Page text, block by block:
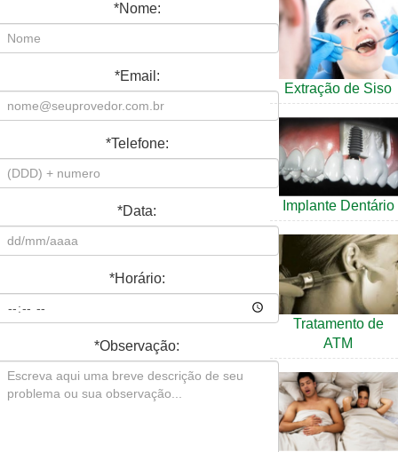
*Nome:
*Email:
*Telefone:
*Data:
*Horário:
*Observação:
Extração de Siso
Implante Dentário
Tratamento de
ATM